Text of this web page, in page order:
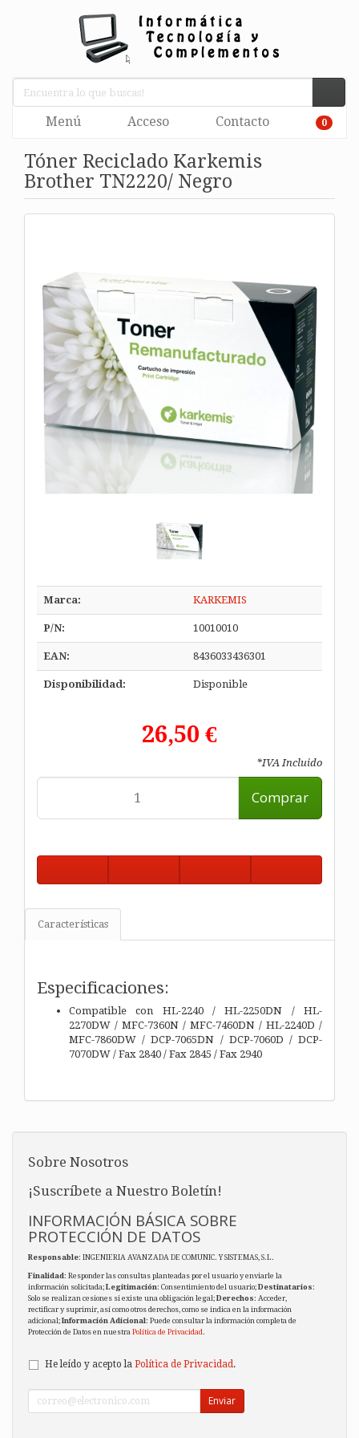
Menú Acceso Contacto 0
Tóner Reciclado Karkemis
Brother TN2220/ Negro
Marca: KARKEMIS
P/N: 10010010
EAN: 8436033436301
Disponibilidad: Disponible
26,50 €
*IVA Incluido
Comprar
Características
Especificaciones:
Compatible con HL-2240 / HL-2250DN / HL-
2270DW / MFC-7360N / MFC-7460DN / HL-2240D /
MFC-7860DW / DCP-7065DN / DCP-7060D / DCP-
7070DW / Fax 2840 / Fax 2845 / Fax 2940
Sobre Nosotros
¡Suscríbete a Nuestro Boletín!
INFORMACIÓN BÁSICA SOBRE
PROTECCIÓN DE DATOS
Responsable: INGENIERIA AVANZADA DE COMUNIC. Y SISTEMAS, S.L.
Finalidad: Responder las consultas planteadas por el usuario y enviarle la
información solicitada;Legitimación: Consentimiento del usuario;Destinatarios:
Solo se realizan cesiones si existe una obligación legal;Derechos: Acceder,
rectificar y suprimir, así como otros derechos, como se indica en la información
adicional;Información Adicional: Puede consultar la información completa de
Protección de Datos en nuestra Política de Privacidad.
He leído y acepto la Política de Privacidad .
Enviar